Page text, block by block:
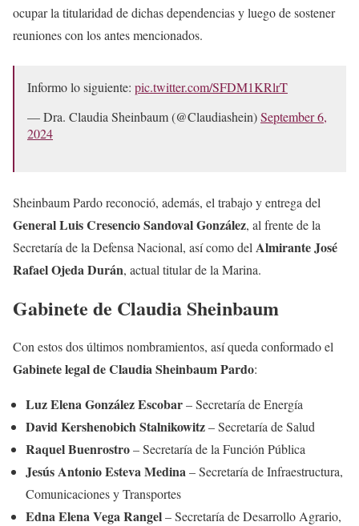
ocupar la titularidad de dichas dependencias y luego de sostener
reuniones con los antes mencionados.
Informo lo siguiente: pic.twitter.com/SFDM1KRlrT
— Dra. Claudia Sheinbaum (@Claudiashein)September 6,
2024
Sheinbaum Pardo reconoció, además, el trabajo y entrega del
General Luis Cresencio Sandoval González, al frente de la
Secretaría de la Defensa Nacional, así como del Almirante José
Rafael Ojeda Durán, actual titular de la Marina.
Gabinete de Claudia Sheinbaum
Con estos dos últimos nombramientos, así queda conformado el
Gabinete legal de Claudia Sheinbaum Pardo:
Luz Elena González Escobar– Secretaría de Energía
David Kershenobich Stalnikowitz– Secretaría de Salud
Raquel Buenrostro– Secretaría de la Función Pública
Jesús Antonio Esteva Medina – Secretaría de Infraestructura,
Comunicaciones y Transportes
Edna Elena Vega Rangel– Secretaría de Desarrollo Agrario,